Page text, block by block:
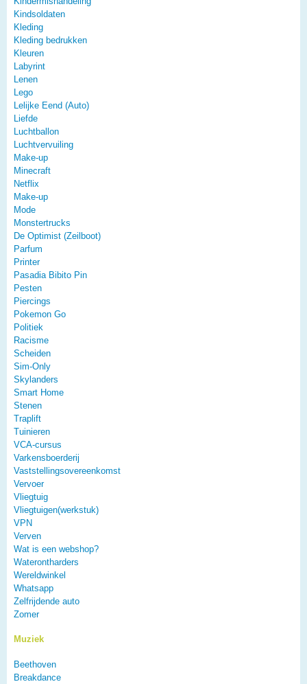
Kindsoldaten
Kleding
Kleding bedrukken
Kleuren
Labyrint
Lenen
Lego
Lelijke Eend (Auto)
Liefde
Luchtballon
Luchtvervuiling
Make-up
Minecraft
Netflix
Make-up
Mode
Monstertrucks
De Optimist (Zeilboot)
Parfum
Printer
Pasadia Bibito Pin
Pesten
Piercings
Pokemon Go
Politiek
Racisme
Scheiden
Sim-Only
Skylanders
Smart Home
Stenen
Traplift
Tuinieren
VCA-cursus
Varkensboerderij
Vaststellingsovereenkomst
Vervoer
Vliegtuig
Vliegtuigen(werkstuk)
VPN
Verven
Wat is een webshop?
Waterontharders
Wereldwinkel
Whatsapp
Zelfrijdende auto
Zomer
Muziek
Beethoven
Breakdance